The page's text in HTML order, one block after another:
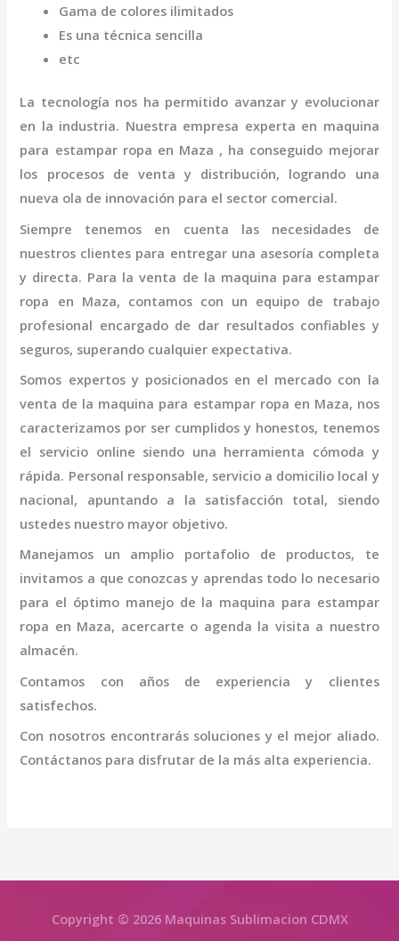
Gama de colores ilimitados
Es una técnica sencilla
etc
La tecnología nos ha permitido avanzar y evolucionar
en la industria. Nuestra empresa experta en maquina
para estampar ropa en Maza , ha conseguido mejorar
los procesos de venta y distribución, logrando una
nueva ola de innovación para el sector comercial.
Siempre tenemos en cuenta las necesidades de
nuestros clientes para entregar una asesoría completa
y directa. Para la venta de la maquina para estampar
ropa en Maza, contamos con un equipo de trabajo
profesional encargado de dar resultados confiables y
seguros, superando cualquier expectativa.
Somos expertos y posicionados en el mercado con la
venta de la maquina para estampar ropa en Maza, nos
caracterizamos por ser cumplidos y honestos, tenemos
el servicio online siendo una herramienta cómoda y
rápida. Personal responsable, servicio a domicilio local y
nacional, apuntando a la satisfacción total, siendo
ustedes nuestro mayor objetivo.
Manejamos un amplio portafolio de productos, te
invitamos a que conozcas y aprendas todo lo necesario
para el óptimo manejo de la maquina para estampar
ropa en Maza, acercarte o agenda la visita a nuestro
almacén.
Contamos con años de experiencia y clientes
satisfechos.
Con nosotros encontrarás soluciones y el mejor aliado.
Contáctanos para disfrutar de la más alta experiencia.
Copyright © 2026 Maquinas Sublimacion CDMX